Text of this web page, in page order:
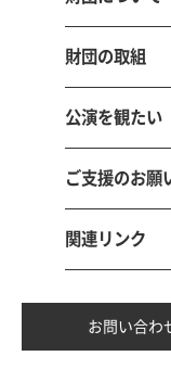
財団の取組
公演を観たい
ご支援のお願
関連リンク
お問い合わ
〒
とりぎん文
本サイトにおける掲載文